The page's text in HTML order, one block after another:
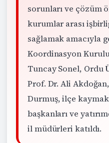
sorunları ve çözüm
kurumlar arası
sağlamak amacıyla
Koordinasyon
Tuncay Sonel, Ordu
Prof. Dr. Ali
Durmuş, ilçe
başkanları ve
il müdürleri katıldı.